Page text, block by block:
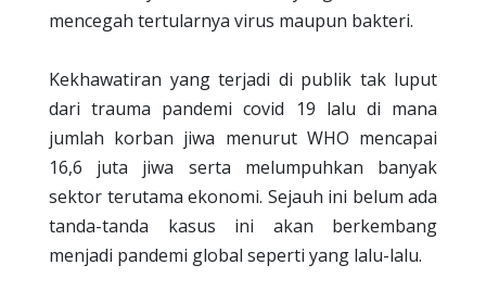
mencegah tertularnya virus maupun bakteri.
Kekhawatiran yang terjadi di publik tak luput
dari trauma pandemi covid 19 lalu di mana
jumlah korban jiwa menurut WHO mencapai
16,6 juta jiwa serta melumpuhkan banyak
sektor terutama ekonomi. Sejauh ini belum ada
tanda-tanda kasus ini akan berkembang
menjadi pandemi global seperti yang lalu-lalu.